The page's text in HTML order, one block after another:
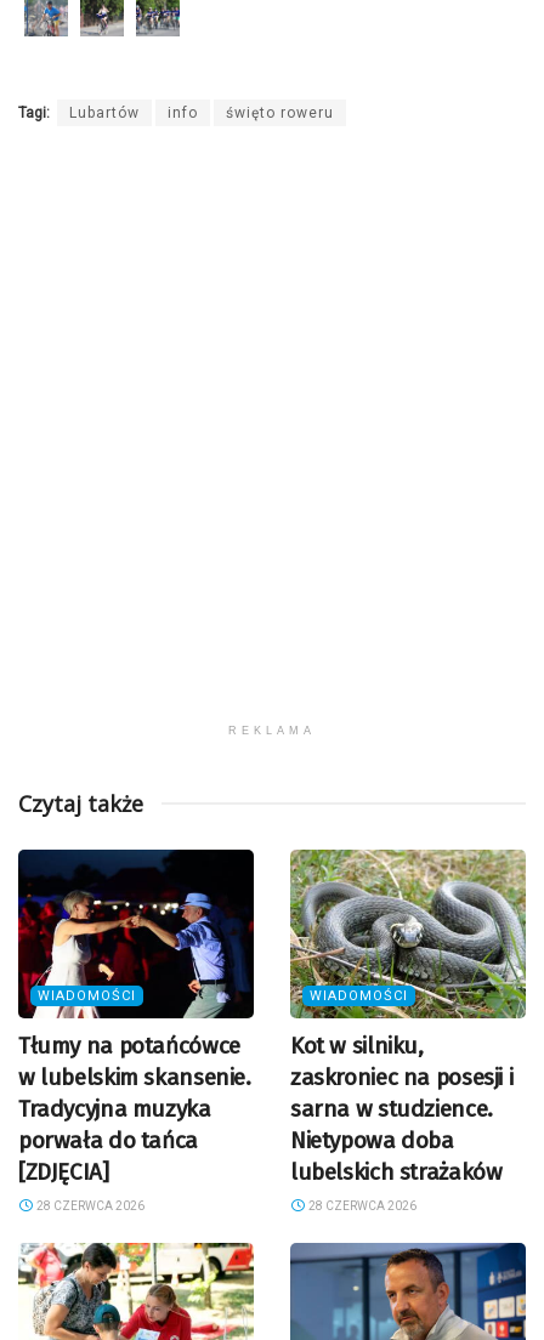
Tagi: Lubartów info święto roweru
REKLAMA
Czytaj także
WIADOMOŚCI
Tłumy na potańcówce
w lubelskim skansenie.
Tradycyjna muzyka
porwała do tańca
[ZDJĘCIA]
28 CZERWCA 2026
WIADOMOŚCI
Kot w silniku,
zaskroniec na posesji i
sarna w studzience.
Nietypowa doba
lubelskich strażaków
28 CZERWCA 2026